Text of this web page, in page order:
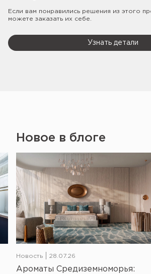
Если вам понравились решения из этого
можете заказать их себе.
Узнать детали
Новое в блоге
Новость 28.07.26
Ароматы Средиземноморья: